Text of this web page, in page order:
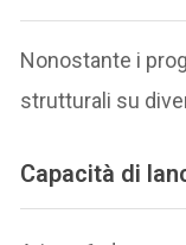
Nonostante i
strutturali su
Capacità di